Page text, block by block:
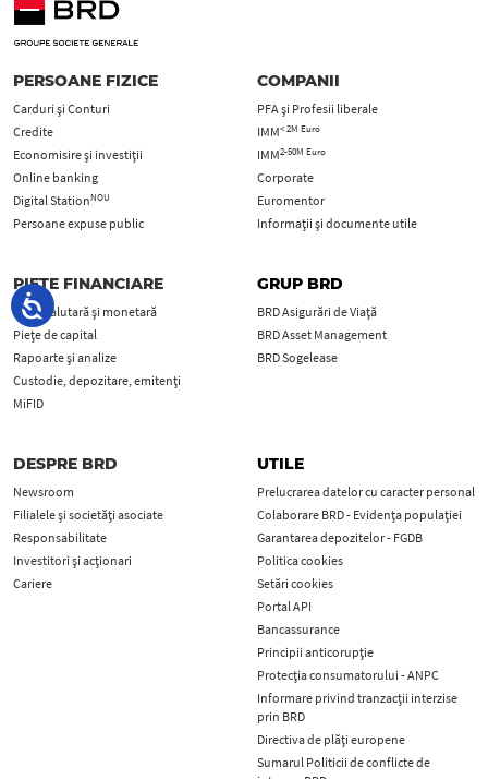
PERSOANE FIZICE
Carduri şi Conturi
Credite
Economisire și investiții
Online banking
Digital StationNOU
Persoane expuse public
COMPANII
PFA şi Profesii liberale
IMM< 2M Euro
IMM2-50M Euro
Corporate
Euromentor
Informații și documente utile
PIEȚE FINANCIARE
Piața valutară și monetară
Piețe de capital
Rapoarte și analize
Custodie, depozitare, emitenți
MiFID
GRUP BRD
BRD Asigurări de Viață
BRD Asset Management
BRD Sogelease
DESPRE BRD
Newsroom
Filialele și societăți asociate
Responsabilitate
Investitori și acționari
Cariere
UTILE
Prelucrarea datelor cu caracter personal
Colaborare BRD - Evidența populației
Garantarea depozitelor - FGDB
Politica cookies
Setări cookies
Portal API
Bancassurance
Principii anticorupţie
Protecţia consumatorului - ANPC
Informare privind tranzacții interzise
prin BRD
Directiva de plăți europene
Sumarul Politicii de conflicte de